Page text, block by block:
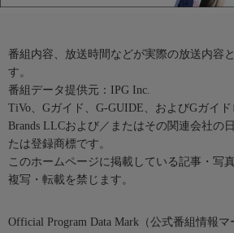
番組内容、放送時間などが実際の放送内容
す。
番組データ提供元：IPG Inc.
TiVo、Gガイド、G-GUIDE、およびGガイ
Brands LLCおよび／またはその関連会社の
たは登録商標です。
このホームページに掲載している記事・写
複写・転載を禁じます。
Official Program Data Mark（公式番組情報マ